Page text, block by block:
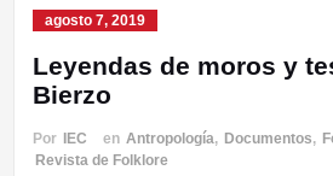
agosto 7, 2019
Leyendas de moros y
Bierzo
Por IEC en Antropología, Documentos,
Revista de Folklore